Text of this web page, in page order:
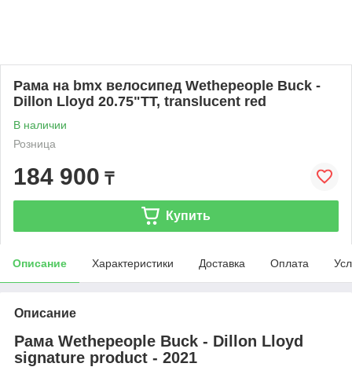
Рама на bmx велосипед Wethepeople Buck -
Dillon Lloyd 20.75"TT, translucent red
В наличии
Розница
184 900 ₸
Купить
Описание Характеристики Доставка Оплата
Описание
Рама Wethepeople Buck - Dillon Lloyd
signature product - 2021